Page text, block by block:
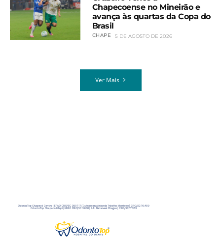
Chapecoense no Mineirão e
avança às quartas da Copa do
Brasil
CHAPE 5 DE AGOSTO DE 2026
Ver Mais